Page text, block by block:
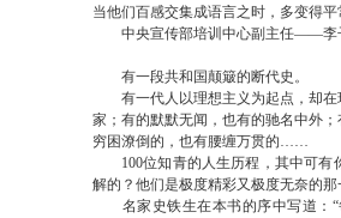
当他们百感交集成语言之时，多变得
中央宣传部培训中心副主任——李
有一段共和国颠簸的断代史。
有一代人以理想主义为起点，却在
家；有的默默无闻，也有的驰名中外
穷困潦倒的，也有腰缠万贯的……
100位知青的人生历程，其中可有
解的？他们是极度精彩又极度无奈的那
名家史铁生在本书的序中写道：“